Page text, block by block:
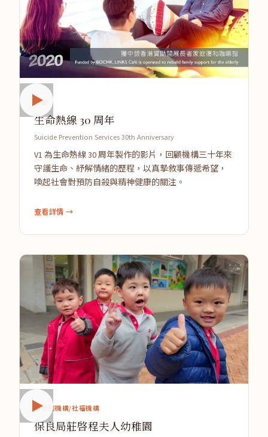
活動
生命熱線 30 周年
Suicide Prevention Services 30th Anniversary
V1 為生命熱線 30 周年製作的影片，回顧機構三十年來
守護生命、紓解情緒的歷程，以真摯敘事傳遞希望，
喚起社會對預防自殺與精神健康的關注。
查看詳情 →
非牟利機構/社福機構
保良局莊啓程夫人幼稚園